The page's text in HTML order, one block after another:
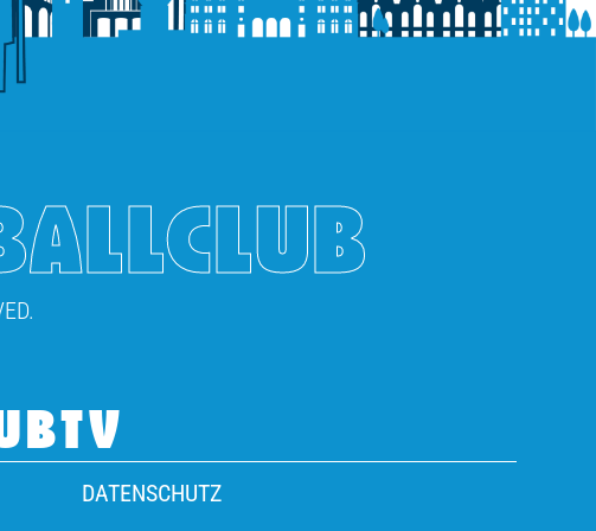
DATENSCHUTZ